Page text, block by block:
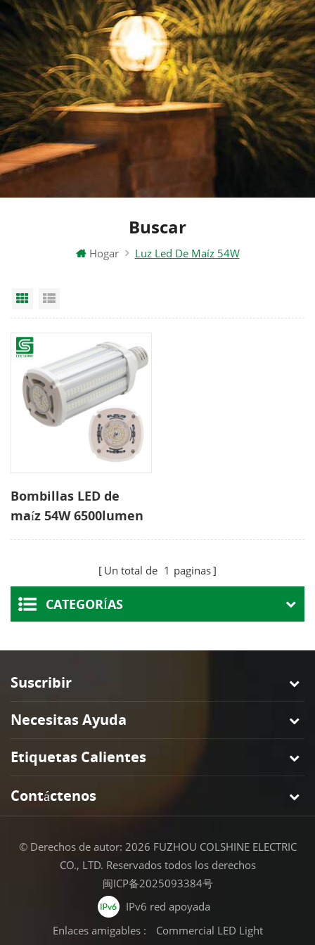
Buscar
Hogar Luz Led De Maíz 54W
Grid View
Bombillas LED de
maíz 54W 6500lumen
Un total de 1 paginas
CATEGORÍAS
Suscribir
Necesitas Ayuda
Etiquetas Calientes
Contáctenos
© Derechos de autor: 2026 FUZHOU COLSHINE ELECTRIC
CO., LTD. Reservados todos los derechos
闽ICP备2025093384号
IPv6 red apoyada
Enlaces amigables :
Commercial LED Light